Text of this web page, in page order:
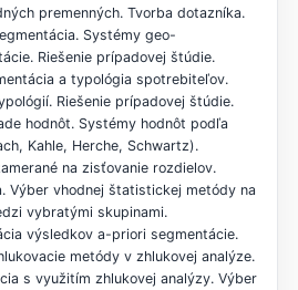
premenných. Tvorba dotazníka.
Systémy geo-
Riešenie prípadovej štúdie.
a typológia spotrebiteľov.
Riešenie prípadovej štúdie.
hodnôt. Systémy hodnôt podľa
Kahle, Herche, Schwartz).
na zisťovanie rozdielov.
Výber vhodnej štatistickej metódy na
vybratými skupinami.
výsledkov a-priori segmentácie.
metódy v zhlukovej analýze.
s využitím zhlukovej analýzy. Výber